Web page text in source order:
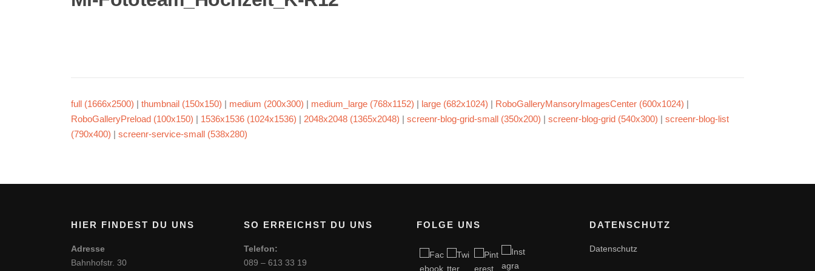
full (1666x2500) | thumbnail (150x150) | medium (200x300) | medium_large (768x1152) | large (682x1024) | RoboGalleryMansoryImagesCenter (600x1024) |
RoboGalleryPreload (100x150) | 1536x1536 (1024x1536) | 2048x2048 (1365x2048) | screenr-blog-grid-small (350x200) | screenr-blog-grid (540x300) | screenr-blog-list
(790x400) | screenr-service-small (538x280)
HIER FINDEST DU UNS
Adresse
Bahnhofstr. 30
SO ERREICHST DU UNS
Telefon:
089 – 613 33 19
FOLGE UNS DATENSCHUTZ
Datenschutz